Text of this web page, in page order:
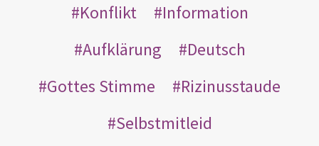
Konflikt
Information
Aufklärung
Deutsch
Gottes Stimme
Rizinusstaude
Selbstmitleid